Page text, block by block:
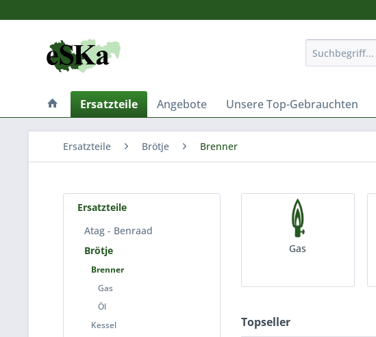
Ersatzteile Angebote Unsere Top-Gebrauchten
Ersatzteile Brötje Brenner
Ersatzteile
Atag - Benraad
Brötje
Brenner
Gas
Öl
Kessel
Gas
Topseller